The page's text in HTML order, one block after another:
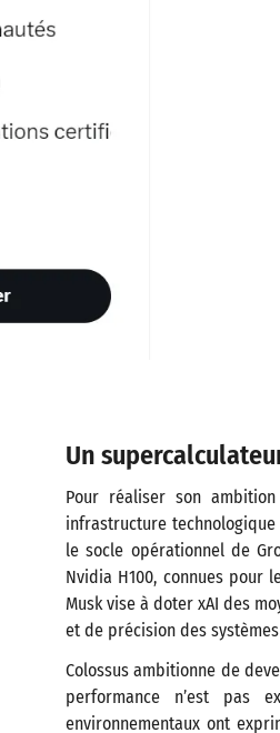
Un
Pour réaliser son
infrastructure technologique
le socle opérationnel de
Nvidia H100, connues pour
Musk vise à doter xAI des
et de précision des systèmes
Colossus ambitionne de
performance n’est pas
environnementaux ont